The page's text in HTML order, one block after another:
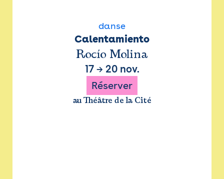
danse
Calentamiento
Rocío Molina
17→ 20 nov.
Réserver
au Théâtre de la Cité